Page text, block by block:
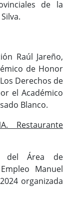
de la
Raúl Jareño,
de Honor
Derechos de
el Académico
Blanco.
Restaurante
del Área de
Manuel
organizada